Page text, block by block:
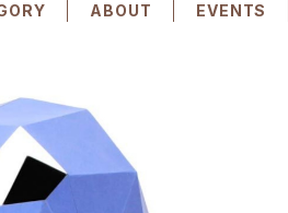
ABOUT EVENTS